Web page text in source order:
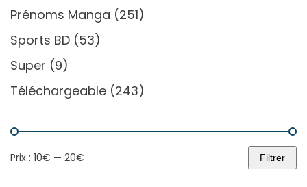
Prénoms Manga (251)
Sports BD (53)
Super (9)
Téléchargeable (243)
Prix
Prix
Filtrer
Prix : 10€ — 20€